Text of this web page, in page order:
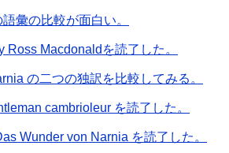
彙の比較が面白い。
Ross Macdonaldを読了した。
の二つの独訳を比較してみる。
cambrioleur を読了した。
Wunder von Narnia を読了した。